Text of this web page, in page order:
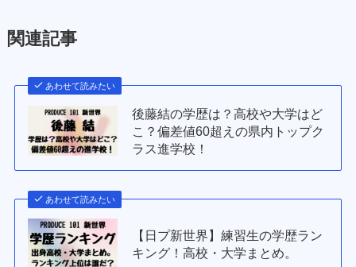
関連記事
あわせて読みたい
後藤結の学歴は？高校や大学はど
こ？偏差値60超えの県内トップク
ラス進学校！
あわせて読みたい
【日プ新世界】練習生の学歴ラン
キング！高校・大学まとめ。